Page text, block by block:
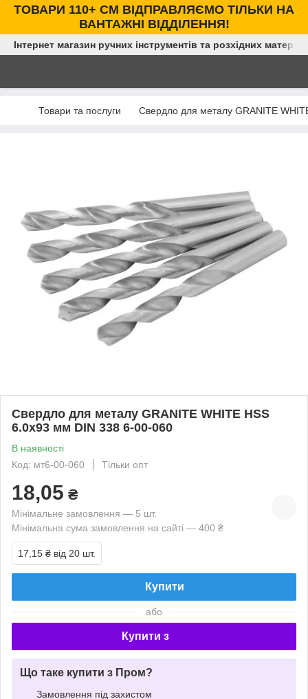
ТОВАРИ 110+ СМ ВІДПРАВЛЯЄМО ТІЛЬКИ НА
ВАНТАЖНІ ВІДДІЛЕННЯ!
Інтернет магазин ручних інструментів та розхідних
Товари та послуги Свердло для металу GRANITE
Свердло для металу GRANITE WHITE HSS
6.0х93 мм DIN 338 6-00-060
В наявності
Код: мт6-00-060
Тільки опт
18,05 ₴
Мінімальне замовлення — 5 шт.
Мінімальна сума замовлення на сайті — 400 ₴
17,15 ₴ від 20 шт.
Купити
або
Купити з
Що таке купити з Пром?
Замовлення під захистом